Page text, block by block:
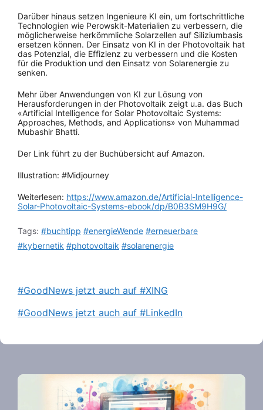
Darüber hinaus setzen Ingenieure KI ein, um fortschrittliche
Technologien wie Perowskit-Materialien zu verbessern, die
möglicherweise herkömmliche Solarzellen auf Siliziumbasis
ersetzen können. Der Einsatz von KI in der Photovoltaik hat
das Potenzial, die Effizienz zu verbessern und die Kosten
für die Produktion und den Einsatz von Solarenergie zu
senken.
Mehr über Anwendungen von KI zur Lösung von
Herausforderungen in der Photovoltaik zeigt u.a. das Buch
«Artificial Intelligence for Solar Photovoltaic Systems:
Approaches, Methods, and Applications» von Muhammad
Mubashir Bhatti.
Der Link führt zu der Buchübersicht auf Amazon.
Illustration: #Midjourney
Weiterlesen: https://www.amazon.de/Artificial-Intelligence-
Solar-Photovoltaic-Systems-ebook/dp/B0B3SM9H9G/
Tags: #buchtipp #energieWende #erneuerbare
#kybernetik #photovoltaik #solarenergie
#GoodNews jetzt auch auf #XING
#GoodNews jetzt auch auf #LinkedIn